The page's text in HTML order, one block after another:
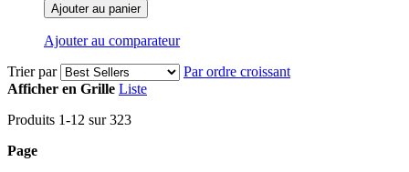
Ajouter au panier
Ajouter au comparateur
Trier par
Par ordre croissant
Afficher en Grille Liste
Produits 1-12 sur323
Page